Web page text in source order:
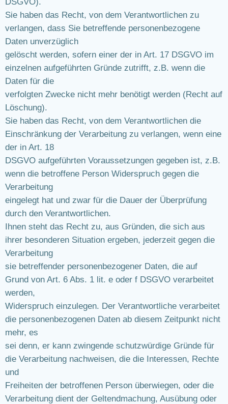
Sie haben das Recht, von dem Verantwortlichen zu
verlangen, dass Sie betreffende personenbezogene
Daten unverzüglich
gelöscht werden, sofern einer der in Art. 17 DSGVO im
einzelnen aufgeführten Gründe zutrifft, z.B. wenn die
Daten für die
verfolgten Zwecke nicht mehr benötigt werden (Recht auf
Löschung).
Sie haben das Recht, von dem Verantwortlichen die
Einschränkung der Verarbeitung zu verlangen, wenn eine
der in Art. 18
DSGVO aufgeführten Voraussetzungen gegeben ist, z.B.
wenn die betroffene Person Widerspruch gegen die
Verarbeitung
eingelegt hat und zwar für die Dauer der Überprüfung
durch den Verantwortlichen.
Ihnen steht das Recht zu, aus Gründen, die sich aus
ihrer besonderen Situation ergeben, jederzeit gegen die
Verarbeitung
sie betreffender personenbezogener Daten, die auf
Grund von Art. 6 Abs. 1 lit. e oder f DSGVO verarbeitet
werden,
Widerspruch einzulegen. Der Verantwortliche verarbeitet
die personenbezogenen Daten ab diesem Zeitpunkt nicht
mehr, es
sei denn, er kann zwingende schutzwürdige Gründe für
die Verarbeitung nachweisen, die die Interessen, Rechte
und
Freiheiten der betroffenen Person überwiegen, oder die
Verarbeitung dient der Geltendmachung, Ausübung oder